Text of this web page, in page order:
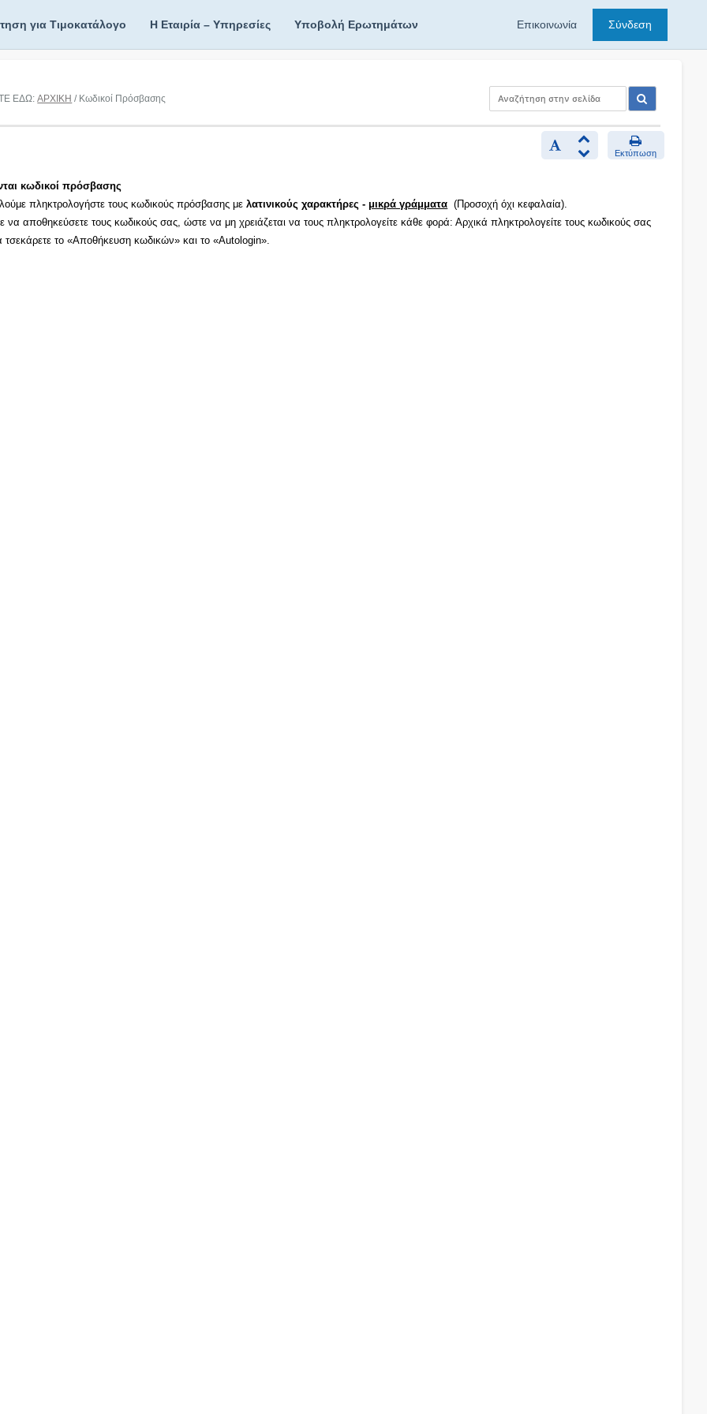
για Τιμοκατάλογο Η Εταιρία – Υπηρεσίες Υποβολή Ερωτημάτων Επικοινωνία Σύνδεση
ΕΔΩ:ΑΡΧΙΚΗ / Κωδικοί Πρόσβασης
Εκτύπωση
κωδικοί πρόσβασης
πληκτρολογήστε τους κωδικούς πρόσβασης μελατινικούς χαρακτήρες - μικρά γράμματα (Προσοχή όχι κεφαλαία).
να αποθηκεύσετε τους κωδικούς σας, ώστε να μη χρειάζεται να τους πληκτρολογείτε κάθε φορά: Αρχικά πληκτρολογείτε τους κωδικούς σας
τσεκάρετε το «Αποθήκευση κωδικών» και το «Autologin».